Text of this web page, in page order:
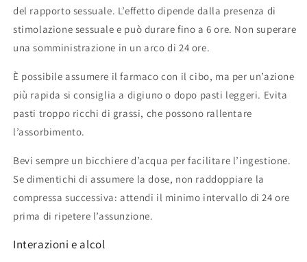
del rapporto sessuale. L’effetto dipende dalla presenza di
stimolazione sessuale e può durare fino a 6 ore. Non superare
una somministrazione in un arco di 24 ore.
È possibile assumere il farmaco con il cibo, ma per un’azione
più rapida si consiglia a digiuno o dopo pasti leggeri. Evita
pasti troppo ricchi di grassi, che possono rallentare
l’assorbimento.
Bevi sempre un bicchiere d’acqua per facilitare l’ingestione.
Se dimentichi di assumere la dose, non raddoppiare la
compressa successiva: attendi il minimo intervallo di 24 ore
prima di ripetere l’assunzione.
Interazioni e alcol